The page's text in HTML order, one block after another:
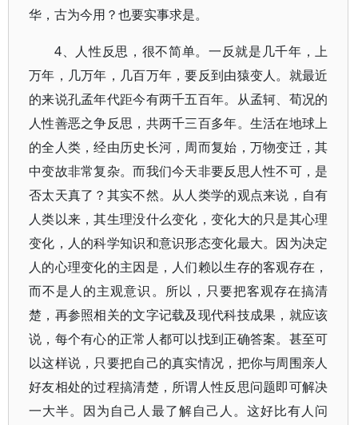
华，古为今用？也要实事求是。
4、人性反思，很不简单。一反就是几千年，上
万年，几万年，几百万年，要反到由猿变人。就最近
的来说孔孟年代距今有两千五百年。从孟轲、荀况的
人性善恶之争反思，共两千三百多年。生活在地球上
的全人类，经由历史长河，周而复始，万物变迁，其
中变故非常复杂。而我们今天非要反思人性不可，是
否太天真了？其实不然。从人类学的观点来说，自有
人类以来，其生理没什么变化，变化大的只是其心理
变化，人的科学知识和意识形态变化最大。因为决定
人的心理变化的主因是，人们赖以生存的客观存在，
而不是人的主观意识。所以，只要把客观存在搞清
楚，再参照相关的文字记载及现代科技成果，就应该
说，每个有心的正常人都可以找到正确答案。甚至可
以这样说，只要把自己的真实情况，把你与周围亲人
好友相处的过程搞清楚，所谓人性反思问题即可解决
一大半。因为自己人最了解自己人。这好比有人问